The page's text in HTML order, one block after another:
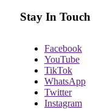
Stay In Touch
Facebook
YouTube
TikTok
WhatsApp
Twitter
Instagram